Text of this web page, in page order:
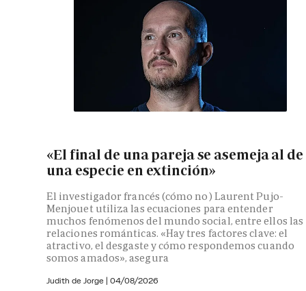
«El final de una pareja se asemeja al de
una especie en extinción»
El investigador francés (cómo no) Laurent Pujo-
Menjouet utiliza las ecuaciones para entender
muchos fenómenos del mundo social, entre ellos las
relaciones románticas. «Hay tres factores clave: el
atractivo, el desgaste y cómo respondemos cuando
somos amados», asegura
Judith de Jorge | 04/08/2026